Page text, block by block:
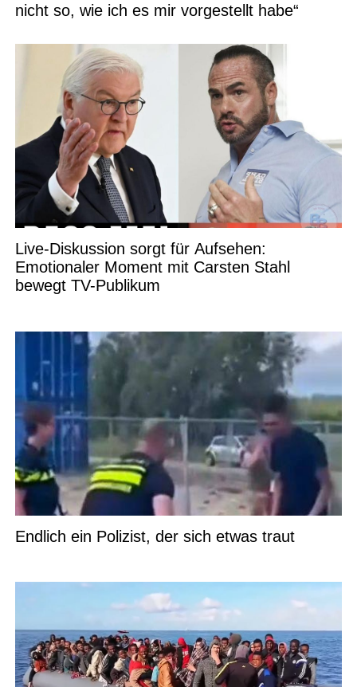
nicht so, wie ich es mir vorgestellt habe“
Live-Diskussion sorgt für Aufsehen:
Emotionaler Moment mit Carsten Stahl
bewegt TV-Publikum
Endlich ein Polizist, der sich etwas traut